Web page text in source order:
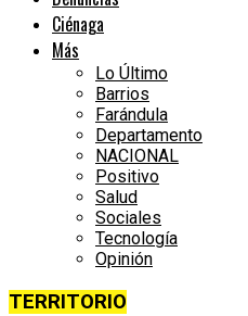
Ciénaga
Más
Lo Último
Barrios
Farándula
Departamento
NACIONAL
Positivo
Salud
Sociales
Tecnología
Opinión
TERRITORIO